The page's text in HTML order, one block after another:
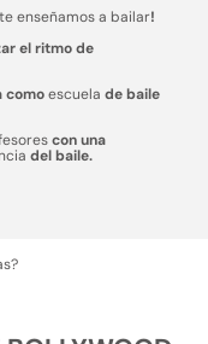
te enseñamos a bailar!
el ritmo de
comoescuela de baile
con una
del baile.